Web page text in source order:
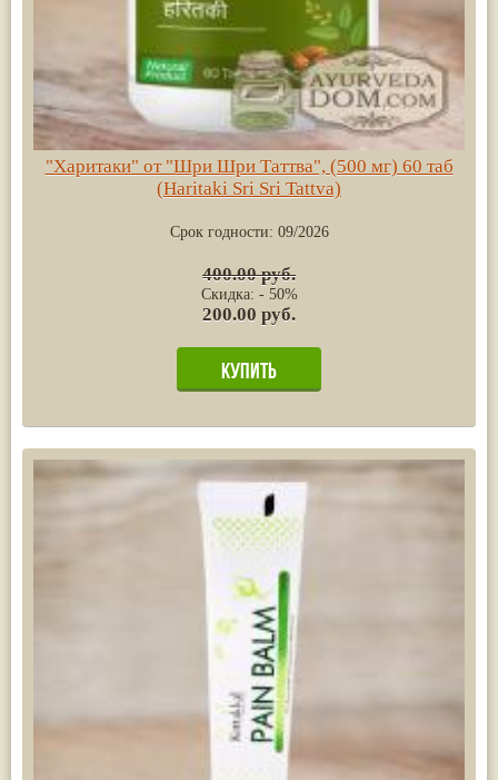
"Харитаки" от "Шри Шри Таттва", (500 мг) 60 таб
(Haritaki Sri Sri Tattva)
Срок годности: 09/2026
400.00 руб.
Скидка: - 50%
200.00 руб.